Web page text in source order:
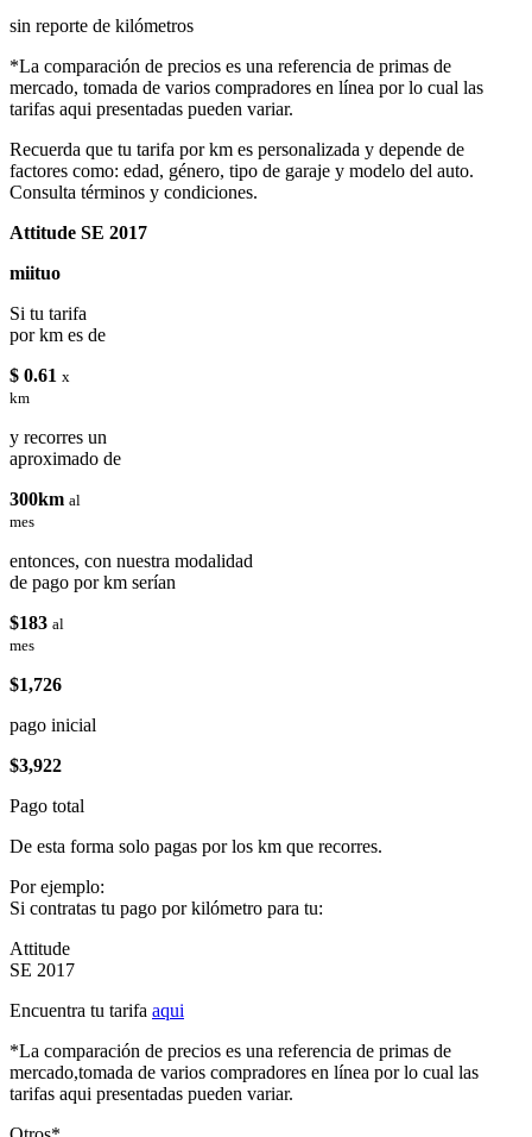
sin reporte de kilómetros
*La comparación de precios es una referencia de primas de
mercado, tomada de varios compradores en línea por lo cual las
tarifas aqui presentadas pueden variar.
Recuerda que tu tarifa por km es personalizada y depende de
factores como: edad, género, tipo de garaje y modelo del auto.
Consulta términos y condiciones.
Attitude SE 2017
miituo
Si tu tarifa
por km es de
$ 0.61 x
km
y recorres un
aproximado de
300km al
mes
entonces, con nuestra modalidad
de pago por km serían
$183 al
mes
$1,726
pago inicial
$3,922
Pago total
De esta forma solo pagas por los km que recorres.
Por ejemplo:
Si contratas tu pago por kilómetro para tu:
Attitude
SE 2017
Encuentra tu tarifa aqui
*La comparación de precios es una referencia de primas de
mercado,tomada de varios compradores en línea por lo cual las
tarifas aqui presentadas pueden variar.